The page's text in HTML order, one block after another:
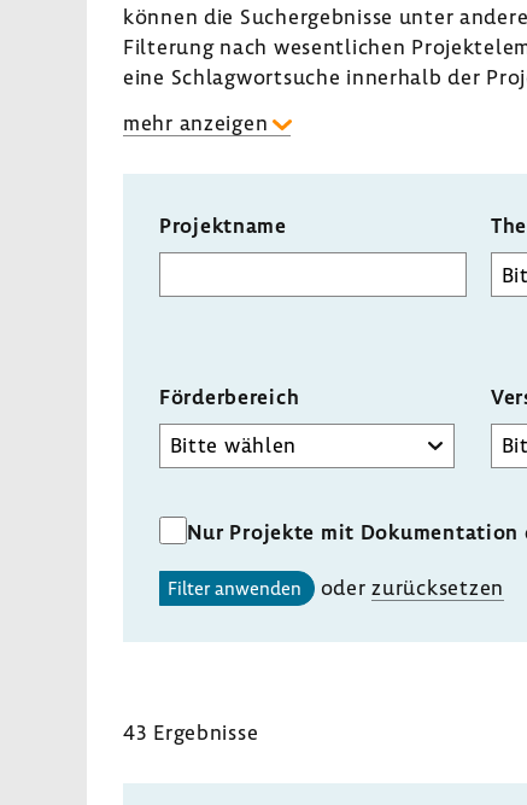
können die Such­ergeb­nisse unter
Filte­rung nach wesent­li­chen
eine Schlag­wort­suche inner­halb der
mehr anzeigen
Projektname
Förder­be­reich
Förderbereich
Nur Projekte mit Dokumentation
Filter anwenden oderzurück­setzen
43 Ergeb­nisse